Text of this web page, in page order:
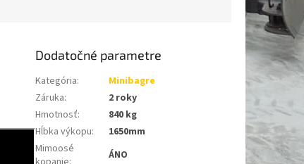
Dodatočné parametre
Kategória:
Minibagre
Záruka:
2 roky
Hmotnosť:
840 kg
Hĺbka výkopu:
1650mm
Mimoosé
ÁNO